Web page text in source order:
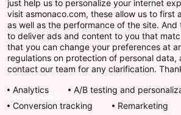
Facebook
X Instagram
AS MONACO
SERVICES
just help us to personalize your internet
visit asmonaco.com, these allow us to first
as well as the performance of the site. And
to deliver ads and content to you that
that you can change your preferences at
regulations on protection of personal data,
contact our team for any clarification.
Analytics
A/B testing and
Conversion tracking
Remarketing